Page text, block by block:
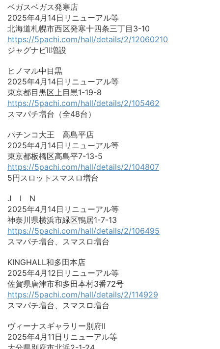
ベガスベガス発寒店
2025年4月14日リニューアル等
北海道札幌市西区発寒十四条三丁目3-10
https://5pachi.com/hall/details/2/12060210
ジャグナビⅡ増設
ヒノマル中目黒
2025年4月14日リニューアル等
東京都目黒区上目黒1-19-8
https://5pachi.com/hall/details/2/105462
スマパチ増台（全48台）
パチンコ大王 高島平店
2025年4月14日リニューアル等
東京都板橋区高島平7-13-5
https://5pachi.com/hall/details/2/104807
5円スロットスマスロ増台
J I N
2025年4月14日リニューアル等
神奈川県横浜市緑区鴨居1-7-13
https://5pachi.com/hall/details/2/106495
スマパチ増台、スマスロ増台
KINGHALL和多田本店
2025年4月12日リニューアル等
佐賀県唐津市和多田本村3番72号
https://5pachi.com/hall/details/2/114929
スマパチ増台、スマスロ増台
ヴィーナスギャラリー別府II
2025年4月11日リニューアル等